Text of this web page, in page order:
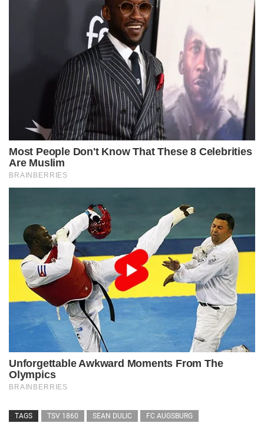
TAGS TSV 1860 SEAN DULIC FC AUGSBURG